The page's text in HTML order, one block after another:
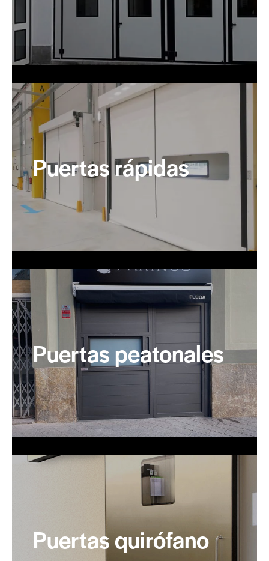
Puertas rápidas
Puertas peatonales
Puertas quirófano